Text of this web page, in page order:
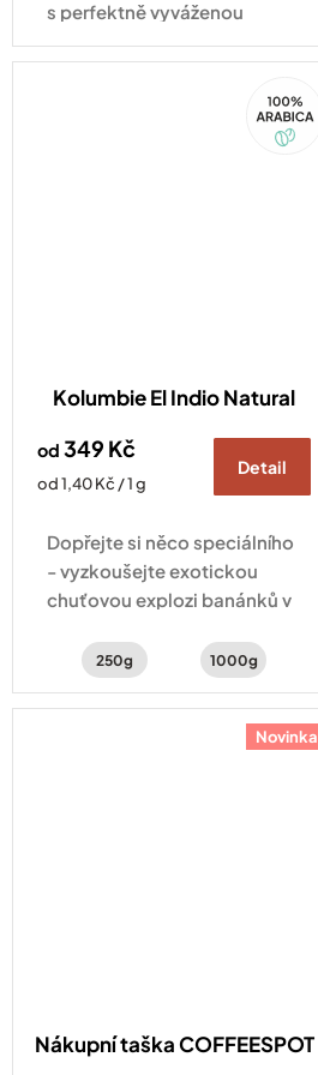
s perfektně vyváženou
chutí ořechů a čokolády.
Kompatibilní se všemi druhy
Arabica
Kolumbie El Indio Natural
od 349 Kč
Měrná
od 1,40 Kč / 1 g
Detail
Dopřejte si něco speciálního
- vyzkoušejte exotickou
chuťovou explozi banánků v
pomeranče a kakaa
250g 1000g
Novinka
Nákupní taška COFFEESPOT